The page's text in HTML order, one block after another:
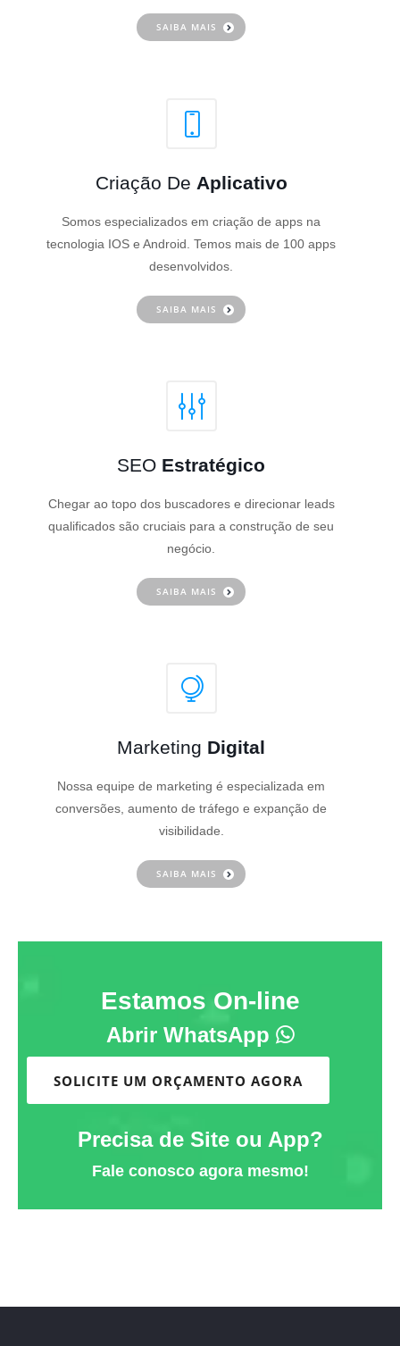
SAIBA MAIS
Criação De Aplicativo
Somos especializados em criação de apps na
tecnologia IOS e Android. Temos mais de 100 apps
desenvolvidos.
SAIBA MAIS
SEO Estratégico
Chegar ao topo dos buscadores e direcionar leads
qualificados são cruciais para a construção de seu
negócio.
SAIBA MAIS
Marketing Digital
Nossa equipe de marketing é especializada em
conversões, aumento de tráfego e expanção de
visibilidade.
SAIBA MAIS
Estamos On-line
Abrir WhatsApp
SOLICITE UM ORÇAMENTO AGORA
Precisa de Site ou App?
Fale conosco agora mesmo!